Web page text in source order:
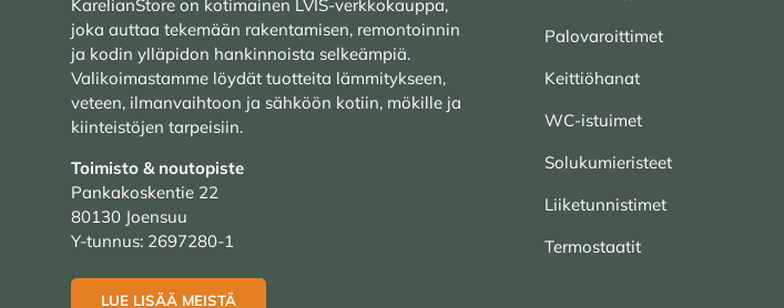
KarelianStore on kotimainen LVIS-verkkokauppa,
joka auttaa tekemään rakentamisen, remontoinnin
ja kodin ylläpidon hankinnoista selkeämpiä.
Valikoimastamme löydät tuotteita lämmitykseen,
veteen, ilmanvaihtoon ja sähköön kotiin, mökille ja
kiinteistöjen tarpeisiin.
Toimisto & noutopiste
Pankakoskentie 22
80130 Joensuu
Y-tunnus: 2697280-1
LUE LISÄÄ MEISTÄ
Palovaroittimet
Keittiöhanat
WC-istuimet
Solukumieristeet
Liiketunnistimet
Termostaatit